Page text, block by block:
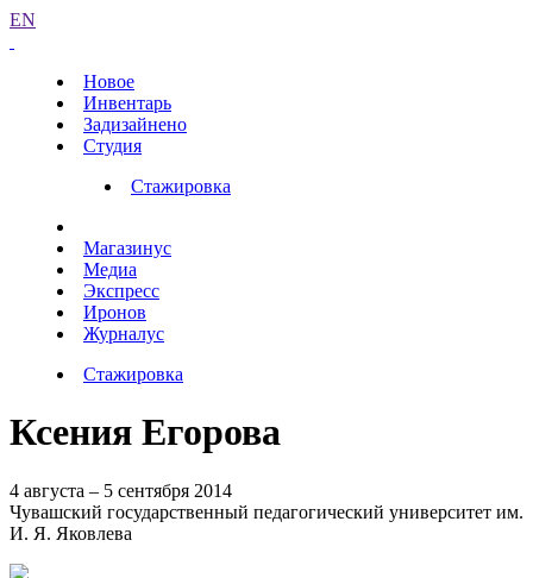
EN
Новое
Инвентарь
Задизайнено
Студия
Стажировка
Магазинус
Медиа
Экспресс
Иронов
Журналус
Стажировка
Ксения Егорова
4 августа – 5 сентября 2014
Чувашский государственный педагогический университет им.
И. Я. Яковлева